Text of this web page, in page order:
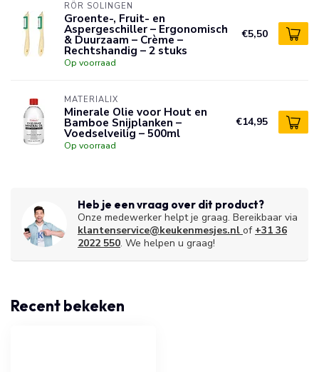
RÖR SOLINGEN
Groente-, Fruit- en
Aspergeschiller – Ergonomisch
& Duurzaam – Crème –
Rechtshandig – 2 stuks
Op voorraad
€5,50
MATERIALIX
Minerale Olie voor Hout en
Bamboe Snijplanken –
Voedselveilig – 500ml
Op voorraad
€14,95
Heb je een vraag over dit product?
Onze medewerker helpt je graag. Bereikbaar via
klantenservice@keukenmesjes.nl of +31 36
2022 550. We helpen u graag!
Recent bekeken